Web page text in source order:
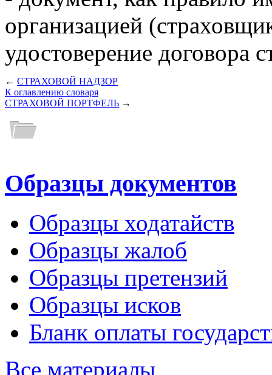
организацией
удостоверение договора
← СТРАХОВОЙ НАДЗОР
К оглавлению словаря
СТРАХОВОЙ ПОРТФЕЛЬ →
Образцы документов
Образцы ходатайств
Образцы жалоб
Образцы претензий
Образцы исков
Бланк оплаты
Все материалы